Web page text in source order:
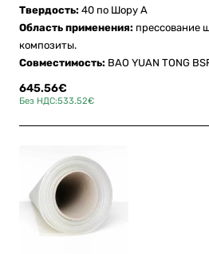
Твердость: 40 по Шору А
Область применения: прессование
композиты.
Совместимость: BAO YUAN TONG
645.56€
Без НДС:533.52€